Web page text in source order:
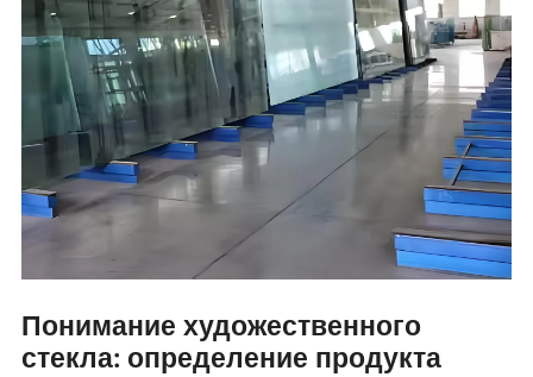
Понимание художественного
стекла: определение продукта